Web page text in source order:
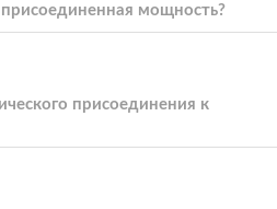
мощность?
присоединения к